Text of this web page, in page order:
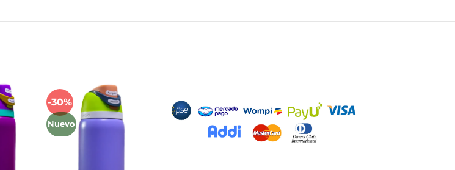
Añadir
a la
de
-30%
Nuevo
Añadir
a la